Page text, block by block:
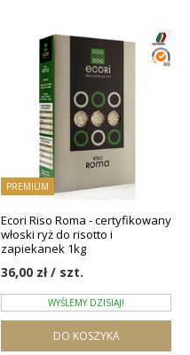
PREMIUM
Ecori Riso Roma - certyfikowany
włoski ryż do risotto i
zapiekanek 1kg
36,00 zł / szt.
WYŚLEMY DZISIAJ!
DO KOSZYKA